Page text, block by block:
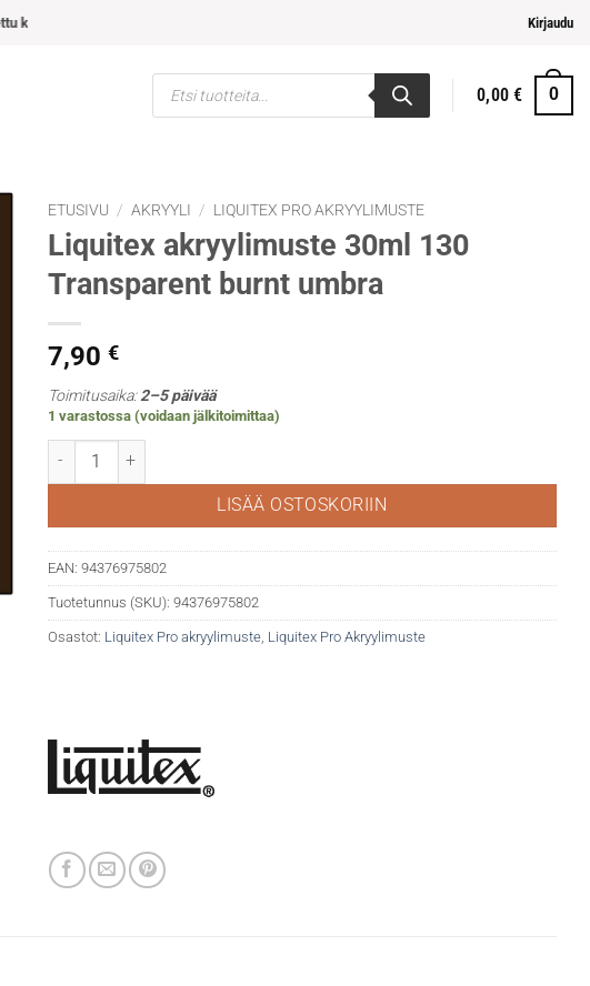
Kirjaudu
Products
search
0,00€ 0
ETUSIVU / AKRYYLI / LIQUITEX PRO AKRYYLIMUSTE
Liquitex akryylimuste 30ml 130
Transparent burnt umbra
7,90 €
Toimitusaika:2–5 päivää
1 varastossa (voidaan jälkitoimittaa)
Liquitex akryylimuste 30ml 130 Transparent burnt umbra määrä
LISÄÄ OSTOSKORIIN
EAN: 94376975802
Tuotetunnus (SKU): 94376975802
Osastot: Liquitex Pro akryylimuste, Liquitex Pro Akryylimuste